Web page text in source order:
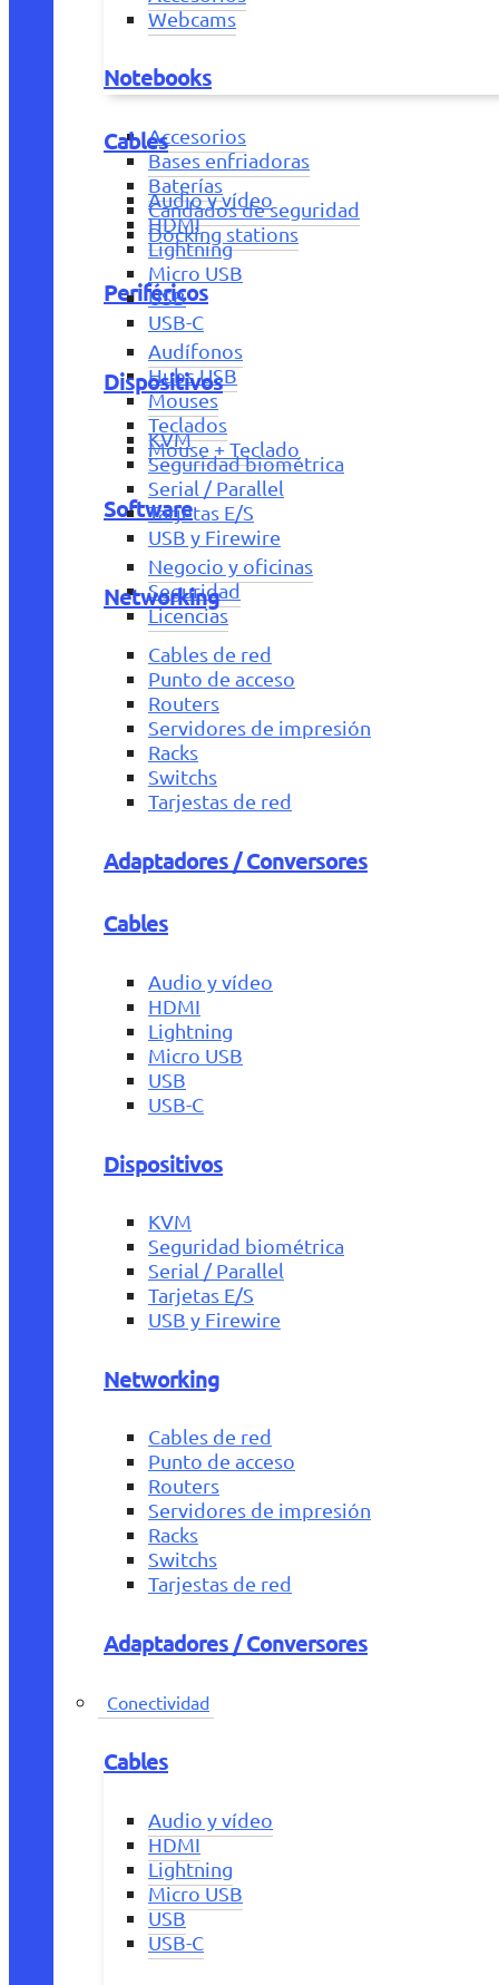
Webcams
Notebooks
Accesorios
Bases enfriadoras
Baterías
Candados de seguridad
Docking stations
Periféricos
Audífonos
Hubs USB
Mouses
Teclados
Mouse + Teclado
Software
Negocio y oficinas
Seguridad
Licencias
Cables
Audio y vídeo
HDMI
Lightning
Micro USB
USB
USB-C
Dispositivos
KVM
Seguridad biométrica
Serial / Parallel
Tarjetas E/S
USB y Firewire
Networking
Cables de red
Punto de acceso
Routers
Servidores de impresión
Racks
Switchs
Tarjestas de red
Adaptadores / Conversores
Cables
Audio y vídeo
HDMI
Lightning
Micro USB
USB
USB-C
Dispositivos
KVM
Seguridad biométrica
Serial / Parallel
Tarjetas E/S
USB y Firewire
Networking
Cables de red
Punto de acceso
Routers
Servidores de impresión
Racks
Switchs
Tarjestas de red
Adaptadores / Conversores
Conectividad
Cables
Audio y vídeo
HDMI
Lightning
Micro USB
USB
USB-C